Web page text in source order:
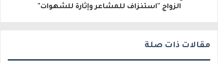
الزواج "استنزاف للمشاعر وإثارة للشهوات"
مقالات ذات صلة